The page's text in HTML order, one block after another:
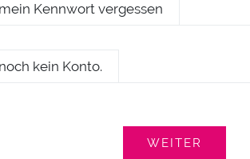
Kennwort vergessen
kein Konto.